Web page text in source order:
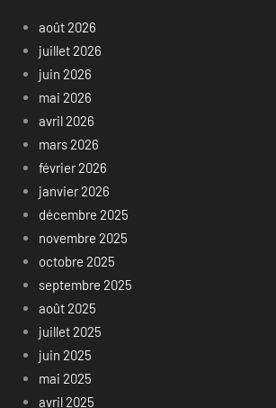
août 2026
juillet 2026
juin 2026
mai 2026
avril 2026
mars 2026
février 2026
janvier 2026
décembre 2025
novembre 2025
octobre 2025
septembre 2025
août 2025
juillet 2025
juin 2025
mai 2025
avril 2025